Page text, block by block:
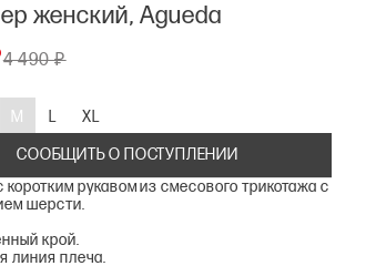
женский, Agueda
4 490 ₽
M L
XL
СООБЩИТЬ О ПОСТУПЛЕНИИ
рукавом из смесового трикотажа с
шерсти.
крой.
линия плеча.